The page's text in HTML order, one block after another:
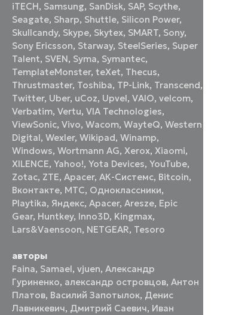
iTECH, Samsung, SanDisk, SAP, Scythe,
Seagate, Sharp, Shuttle, Silicon Power,
Skullcandy, Skype, Skytex, SMART, Sony,
Sony Ericsson, Starway, SteelSeries, Super
Talent, SVEN, Syma, Symantec,
TemplateMonster,teXet, Thecus,
Thrustmaster, Toshiba, TP-Link, Transcend,
Twitter, Uber, uCoz, Upvel,VAIO,velcom,
Verbatim,Vertu,VIA Technologies,
ViewSonic,Vivo,Wacom,WayteQ,Western
Digital,Wexler,Wikipad,Winamp,
Windows,Wortmann AG,Xerox,Xiaomi,
XILENCE,Yahoo!,Yota Devices,YouTube,
Zotac, ZTE,Аpacer,АК-Системс, Вitcoin,
Вконтакте, МТС, Одноклассники,
Playtika, Яндекс,Apacer,Aresze, Epic
Gear, Huntkey, Inno3D, Kingmax,
Lars&Vaensoon, NETGEAR, Tesoro
авторы
Faina, Samael,vjuen,Александр
Гуриненко, александр островцов,Антон
Платов, Василий Запотылок, Денис
Лавникевич, Дмитрий Саевич, Иван